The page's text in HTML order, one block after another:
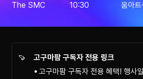
The SMC
10:30
움아
🍠
고구마팜 구독자 전용 링크
고구마팜 구독자 전용 혜택! 행사